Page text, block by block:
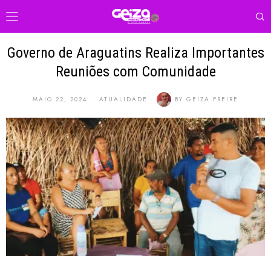
Governo de Araguatins Realiza Importantes
Reuniões com Comunidade
MAIO 22, 2024 ATUALIDADE BY GEIZA FREIRE